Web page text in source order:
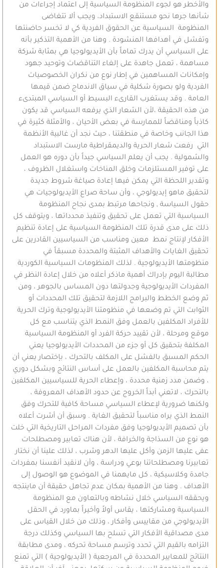
والأخطر هو لجوء المنظومة السياسية إلى اعتماد إجراءات من
شأنها جرها نحو مستنقع الاستبداد، ويجب ألا تتغاضى
المنظومة السياسية عن الحقوق الفردية كي لا تخسر حاضنتها
وتفشل في أهدافها المنشودة . وهنا من الأهمية التذكير بأنه
على السياسي أن يدرك تماماً بأن الأيديولوجيا هي بمثابة شركة
مساهمة ، تعمل جاهدة على إلغاء التناقضات وتوحيد جهود
وإمكانات المساهمين في إطار نوع من نكران الخصوصيات
الفردية ولو بصورة شكلية في سياق الاندماج ضمن قيمها
العامة . وقد يستغرب القارىء البسيط أو السياسي المبتدىء
من هذه الحقيقة ،لأن الشعار الذي يرفعه السياسي قد يكون
كاذباً ومناقضاً للممارسة في بعض الأحيان ، والأمثلة كثيرة في
هذا الجانب وخاصة في منطقتنا ، حيث نجد أن غالبية الأنظمة
التي رفعت شعار الحرية والديمقراطية مارست الاستبداد
والشمولية . يجب أن يعلم السياسي جيداً بأن دوره هو العمل
على توفير المستلزمات وخلق المناخات واستغلال الظروف ،
وتقدير اللحظة التي يمكن فيها إعادة صياغة شروط جديدة
لتحقيق ماهو إيديولوجي ، وأن ساحة صراع الأيديولوجيات هي
حقول السياسة , ونجاحها مرتبط بمدى نجاح المنظومة
السياسية التي تعمل على تحقيق وتنفيذ محدداتها ، ويتوقف كل
ذلك على مدى قدرة تلك المنظومة السياسية على إعادة تنظيم
الأفكار لإنتاج نمط معين ومناسب من السياسيين القادرين على
تحقيق الغايات والأهداف المثبتة والمحددة مسبقاً في
منظومتها الأيديولوجية . لذلك المنظومات السياسية الكوردية
مطالبة اليوم بإدراك أهمية ماذكر أعلاه من خلال إعادة النظر في
المفردات الأيديولوجية وجدولتها دون المساس بالجوهر ، ومن
ثم وضع الخطط والبرامج اللازمة لتحقيق تلك المحددات أو
الثوابت التي تم وضعها في منظومتنا الأيديولوجية وترك الحرية
للأفراد المكلفين بالعمل وفق النمط الذي يتناسب مع كل
موقع ومرحلة ، لأن تقييد حركة الفرد أو المنظومة السياسية
المكلفة بتحقيق كل أو جزء من المحددات الأيديولوجيا يعني
الحكم المسبق بالفشل على المكلف بالتحرك ، بإختصار يعني أن
يتم محاسبة المكلفين بالعمل على أساس النتائج وبشكل دوري
، وضمن مدد زمنية محددة ، وإعطاء الحرية للسياسيين المكلفين
بالتحرك ، لاتعني أبداً الخروج عن حدود الأهداف المعروفة ،
ولكنها ضرورية لإعطاء السياسي مساحة كافية للتحرك وفق
النمط الذي يراه مناسباً لتحقيق الغاية . وسبق أن أشرت أعلاه
بأن تصميم الأيديولوجيا وفق مفردات المراحل التاريخية التي خلت
هو نوع من السذاجة والخرافة ، لأن هناك تعابير ومصطلحات
عفى عليها الزمن وأكل عليها الدهر وشرب ، لذلك علينا أن نختار
تعابيرنا ومصطلحاتنا بوعي ودراسة ، وأن لانقيد أنفسنا بمفردات
جامدة وكلاسيكية ، كل مايهمنا في الموضوع هو الوصول إلى
الأهداف . وهنا من الأهمية بمكان عدم تجاهل حقيقة أن ماينتجه
ويحققه السياسي خلال نشاطه وبالتعاون مع المنظومة
السياسية ومشاركتها ، يقاس أولاً وأخيراً بماورد في الحقل
الأيديولوجي من مقاييس وأفكار ، وذلك من خلال القياس على
مدى مصداقية الأفكار التي تسلح بها السياسي وكذلك درجة
التزامه بالقيم التي تحدد وترسم مساحة تحركه ، ومدى مطابقة
النتائج للمعايير المحددة في المرجعية ( الأيديولوجية ) التي تمنع